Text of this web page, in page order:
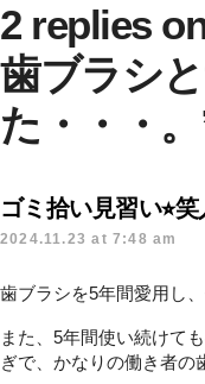
2 replies
歯ブラシ
た・・・
ゴミ拾い見習い⭐︎
2024.11.23 at 7:48 am
歯ブラシを5年間愛用し
また、5年間使い続けて
ぎで、かなりの働き者の